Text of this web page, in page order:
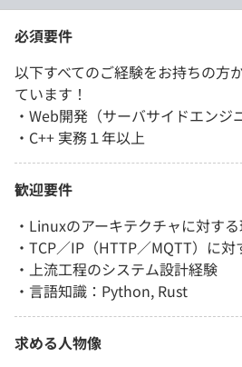
必須要件
以下すべてのご経験をお持ちの方
ています！
・Web開発（サーバサイドエン
・C++ 実務１年以上
歓迎要件
・Linuxのアーキテクチャに対す
・TCP／IP（HTTP／MQTT）に
・上流工程のシステム設計経験
・言語知識：Python, Rust
求める人物像